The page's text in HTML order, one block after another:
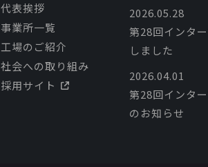
代表挨拶
事業所一覧
工場のご紹介
社会への取り組み
採用サイト
2026.05.28
第28回インタ
しました
2026.04.01
第28回インタ
のお知らせ